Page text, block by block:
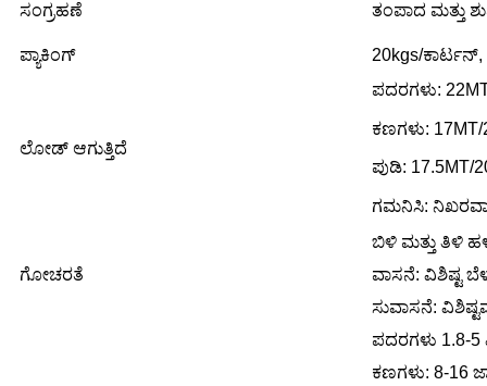
ಸಂಗ್ರಹಣೆ ತಂಪಾದ ಮತ್ತು
ಪ್ಯಾಕಿಂಗ್ 20kgs/
ಲೋಡ್ ಆಗುತ್ತಿದೆ
ಪದರಗಳು:
ಕಣಗಳು: 17MT/
ಪುಡಿ: 17.5MT/
ಗಮನಿಸಿ:
ಗೋಚರತೆ
ಬಿಳಿ ಮತ್ತು ತಿಳಿ
ವಾಸನೆ: ವಿಶಿಷ್ಟ
ಸುವಾಸನೆ:
ಪದರಗಳು 1.8-
ಕಣಗಳು: 8-16